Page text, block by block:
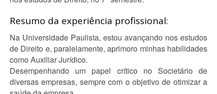
Resumo da experiência profissional:
Na Universidade Paulista, estou avançando nos estudos
de Direito e, paralelamente, aprimoro minhas habilidades
como Auxiliar Jurídico.
Desempenhando um papel crítico no Societário de
diversas empresas, sempre com o objetivo de otimizar a